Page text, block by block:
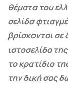
θέματα του
σελίδα
βρίσκονται
ιστοσελίδα
το κρατίδιο
την δική σας